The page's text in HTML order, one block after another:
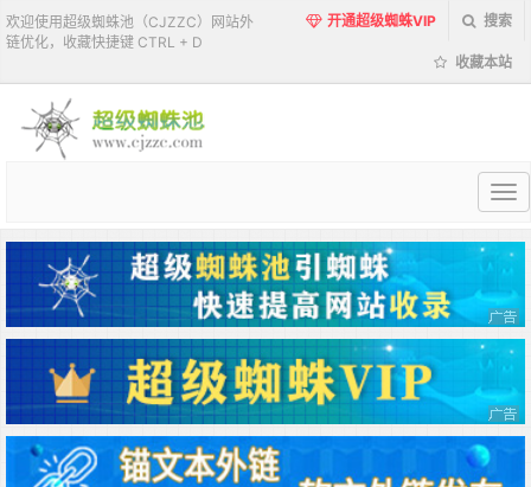
欢迎使用超级蜘蛛池（CJZZC）网站外
链优化，收藏快捷键 CTRL + D
开通超级蜘蛛VIP 搜索
收藏本站
超
蜘
蛛
池